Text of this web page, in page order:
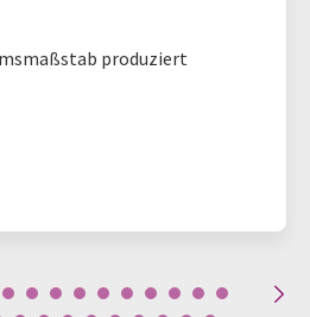
produziert